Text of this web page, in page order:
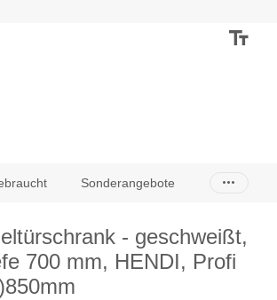
Sonderangebote
- geschweißt,
700 mm, HENDI, Profi